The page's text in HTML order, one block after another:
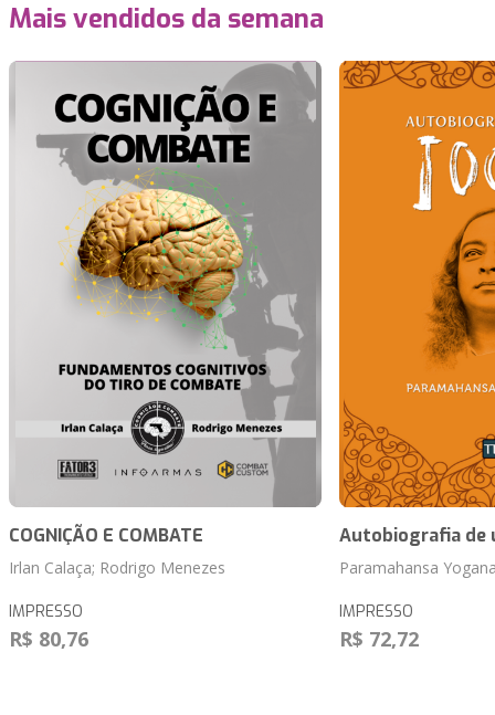
Mais vendidos da semana
COGNIÇÃO E COMBATE
Irlan Calaça; Rodrigo Menezes
IMPRESSO
R$ 80,76
Autobiografia de
Paramahansa
IMPRESSO
R$ 72,72